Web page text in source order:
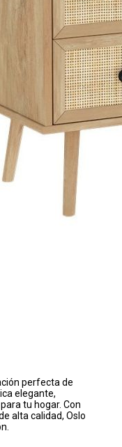
perfecta de
elegante,
tu hogar. Con
alta calidad, Oslo